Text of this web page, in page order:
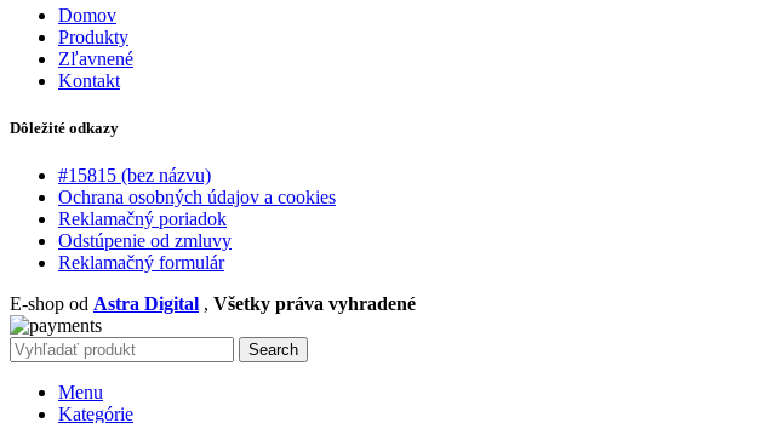
Domov
Produkty
Zľavnené
Kontakt
Dôležité odkazy
#15815 (bez názvu)
Ochrana osobných údajov a cookies
Reklamačný poriadok
Odstúpenie od zmluvy
Reklamačný formulár
E-shop od Astra Digital , Všetky práva vyhradené
Search
Menu
Kategórie